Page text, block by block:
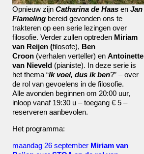
Opnieuw zijn Catharina de Haas en Jan
Flameling bereid gevonden ons te
trakteren op een serie lezingen over
filosofie. Verder zullen optreden Miriam
van Reijen (filosofe), Ben
Croon (verhalen verteller) en Antoinette
van Nieveld (pianiste). In deze serie is
het thema “Ik voel, dus ik ben?” – over
de rol van gevoelens in de filosofie.
Alle avonden beginnen om 20:00 uur,
inloop vanaf 19:30 u – toegang € 5 –
reserveren aanbevolen.
Het programma:
maandag 26 september Miriam van